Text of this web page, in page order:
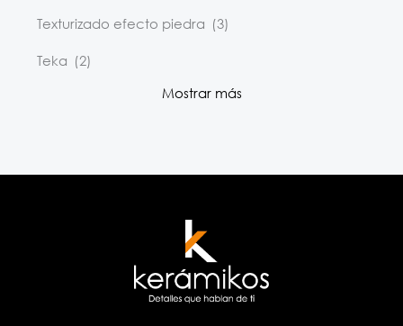
Texturizado efecto piedra (3)
Teka (2)
Mostrar más